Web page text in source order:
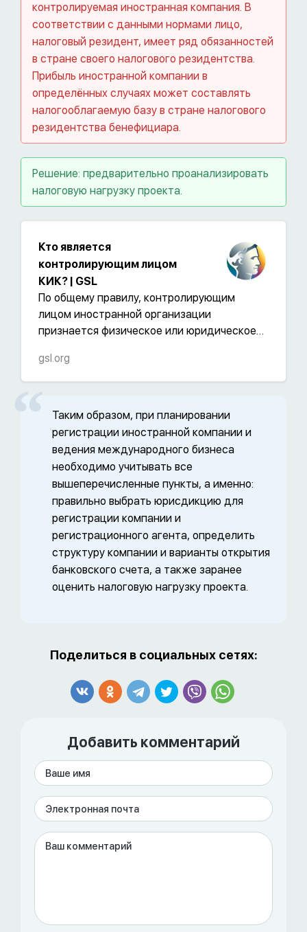
контролируемая иностранная компания. В
соответствии с данными нормами лицо,
налоговый резидент, имеет ряд обязанностей
в стране своего налогового резидентства.
Прибыль иностранной компании в
определённых случаях может составлять
налогооблагаемую базу в стране налогового
резидентства бенефициара.
Решение: предварительно проанализировать
налоговую нагрузку проекта.
Кто является
контролирующим лицом
КИК? | GSL
По общему правилу, контролирующим
лицом иностранной организации
признается физическое или юридическое
организации составляет более 25
процентов (пп. 1 п. 3 ст. 25.13 НК РФ).
Пониженный порог в 15% установлен для
международных компаний (п. 3.1 ст. 25-13).
gsl.org
Таким образом, при планировании
регистрации иностранной компании и
ведения международного бизнеса
необходимо учитывать все
вышеперечисленные пункты, а именно:
правильно выбрать юрисдикцию для
регистрации компании и
регистрационного агента, определить
структуру компании и варианты открытия
банковского счета, а также заранее
оценить налоговую нагрузку проекта.
Поделиться в социальных сетях:
Добавить комментарий